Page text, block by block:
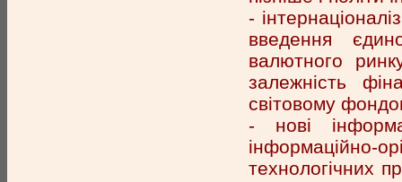
-
введення
валютного
залежність
світовому
- нові
інформаційно-
технологічних